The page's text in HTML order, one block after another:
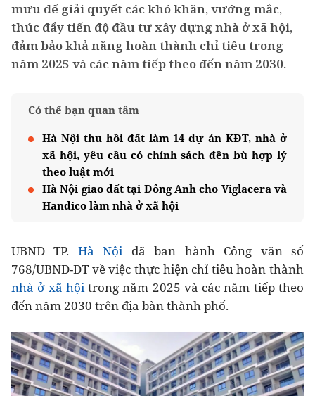
mưu để giải quyết các khó khăn, vướng mắc,
thúc đẩy tiến độ đầu tư xây dựng nhà ở xã hội,
đảm bảo khả năng hoàn thành chỉ tiêu trong
năm 2025 và các năm tiếp theo đến năm 2030.
Có thể bạn quan tâm
Hà Nội thu hồi đất làm 14 dự án KĐT, nhà ở
xã hội, yêu cầu có chính sách đền bù hợp lý
theo luật mới
Hà Nội giao đất tại Đông Anh cho Viglacera và
Handico làm nhà ở xã hội
UBND TP. Hà Nộiđã ban hành Công văn số
768/UBND-ĐT về việc thực hiện chỉ tiêu hoàn thành
nhà ở xã hộitrong năm 2025 và các năm tiếp theo
đến năm 2030 trên địa bàn thành phố.